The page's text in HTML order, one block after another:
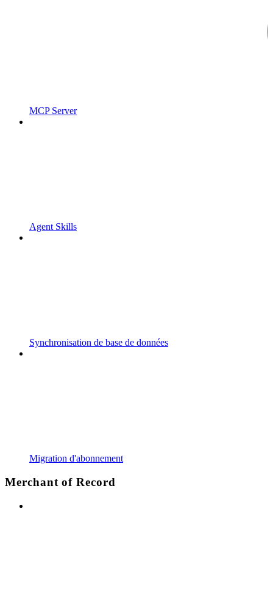
MCP Server
Agent Skills
Synchronisation de base de données
Migration d'abonnement
Merchant of Record